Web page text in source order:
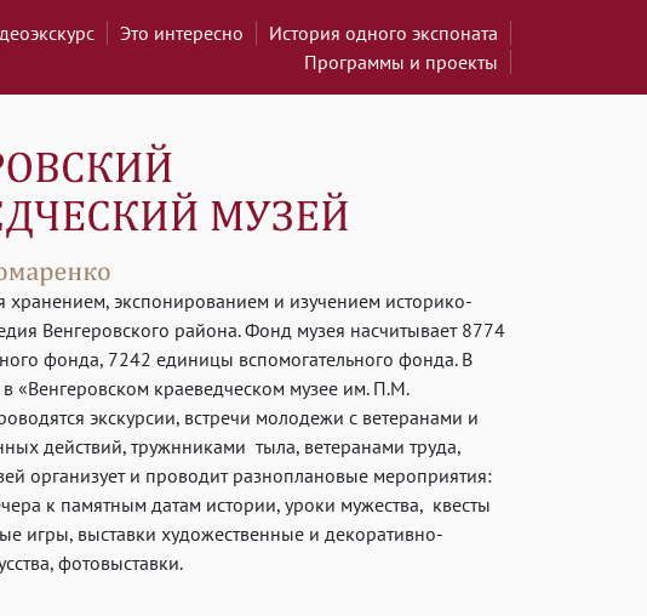
Это интересно
История одного экспоната
Программы и проекты
хранением, экспонированием и изучением историко-
Венгеровского района. Фонд музея насчитывает 8774
фонда, 7242 единицы вспомогательного фонда. В
«Венгеровском краеведческом музее им. П.М.
экскурсии, встречи молодежи с ветеранами и
действий, тружнниками тыла, ветеранами труда,
организует и проводит разноплановые мероприятия:
к памятным датам истории, уроки мужества, квесты
игры, выставки художественные и декоративно-
фотовыставки.